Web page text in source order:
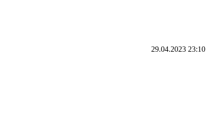
29.04.2023 23:10